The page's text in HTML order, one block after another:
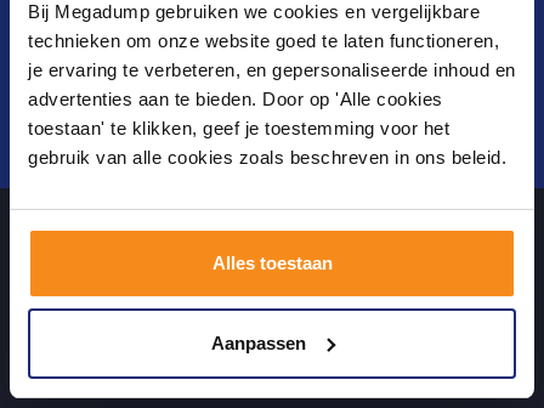
Bij Megadump gebruiken we cookies en vergelijkbare
technieken om onze website goed te laten functioneren,
je ervaring te verbeteren, en gepersonaliseerde inhoud en
advertenties aan te bieden. Door op 'Alle cookies
toestaan' te klikken, geef je toestemming voor het
gebruik van alle cookies zoals beschreven in ons beleid.
Alles toestaan
Aanpassen
Blijf op de hoogte van het laatste nieuws en
ontwikkelingen
Verstuur
Uw sanitairwinkel in Tiel waar u niet alleen in onze showroom
terecht kunt voor badkamertegels en sanitair, maar ook via de